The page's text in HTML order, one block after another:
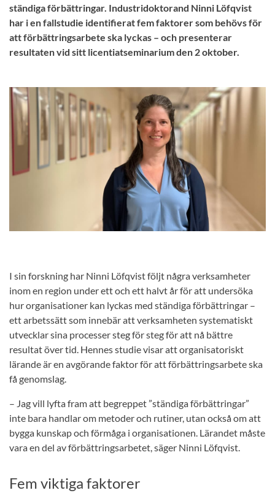
ständiga förbättringar. Industridoktorand Ninni Löfqvist
har i en fallstudie identifierat fem faktorer som behövs för
att förbättringsarbete ska lyckas – och presenterar
resultaten vid sitt licentiatseminarium den 2 oktober.
I sin forskning har Ninni Löfqvist följt några verksamheter
inom en region under ett och ett halvt år för att undersöka
hur organisationer kan lyckas med ständiga förbättringar –
ett arbetssätt som innebär att verksamheten systematiskt
utvecklar sina processer steg för steg för att nå bättre
resultat över tid. Hennes studie visar att organisatoriskt
lärande är en avgörande faktor för att förbättringsarbete ska
få genomslag.
– Jag vill lyfta fram att begreppet ”ständiga förbättringar”
inte bara handlar om metoder och rutiner, utan också om att
bygga kunskap och förmåga i organisationen. Lärandet måste
vara en del av förbättringsarbetet, säger Ninni Löfqvist.
Fem viktiga faktorer